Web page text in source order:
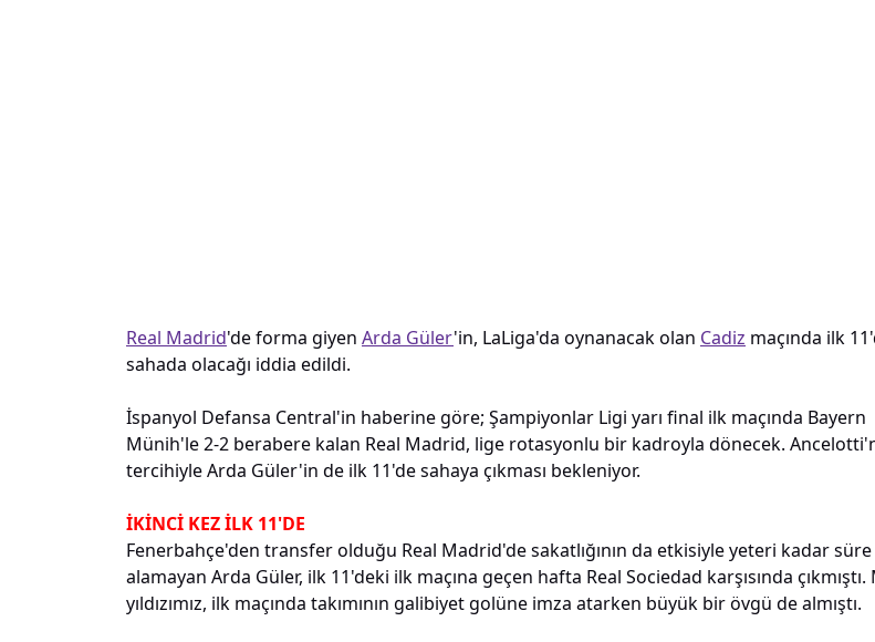
Real Madrid'de forma giyen Arda Güler'in, LaLiga'da oynanacak olan Cadiz maçında ilk
sahada olacağı iddia edildi.
İspanyol Defansa Central'in haberine göre; Şampiyonlar Ligi yarı final ilk maçında Bayern
Münih'le 2-2 berabere kalan Real Madrid, lige rotasyonlu bir kadroyla dönecek.
tercihiyle Arda Güler'in de ilk 11'de sahaya çıkması bekleniyor.
İKİNCİ KEZ İLK 11'DE
Fenerbahçe'den transfer olduğu Real Madrid'de sakatlığının da etkisiyle yeteri kadar süre
alamayan Arda Güler, ilk 11'deki ilk maçına geçen hafta Real Sociedad karşısında çıkmıştı.
yıldızımız, ilk maçında takımının galibiyet golüne imza atarken büyük bir övgü de almıştı.